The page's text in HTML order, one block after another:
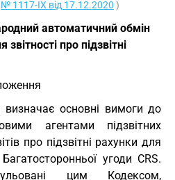
№ 1117-IX від 17.12.2020 )
автоматичний обмін
про підзвітні
визначає основні вимоги до
агентами підзвітних
про підзвітні рахунки для
угоди CRS.
цим Кодексом,